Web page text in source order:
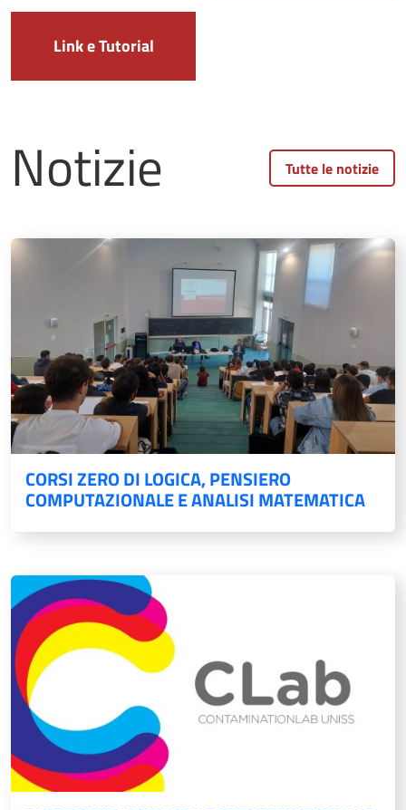
Link e Tutorial
Notizie
CORSI ZERO DI LOGICA, PENSIERO
COMPUTAZIONALE E ANALISI MATEMATICA
Tutte le notizie